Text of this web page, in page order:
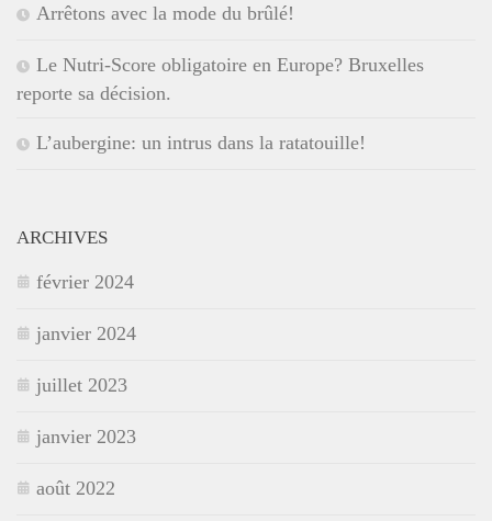
Arrêtons avec la mode du brûlé!
Le Nutri-Score obligatoire en Europe? Bruxelles
reporte sa décision.
L’aubergine: un intrus dans la ratatouille!
ARCHIVES
février 2024
janvier 2024
juillet 2023
janvier 2023
août 2022